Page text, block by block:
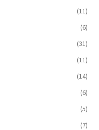
(11)
(6)
(31)
(11)
(14)
(6)
(5)
(7)